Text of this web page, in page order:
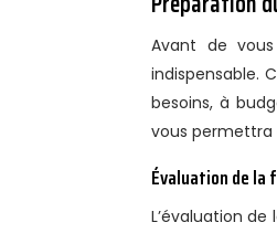
Avant de
indispensable.
besoins, à
vous permettra
Évaluation de
L’évaluation